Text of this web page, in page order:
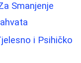
Smanjenje
i Psihičko